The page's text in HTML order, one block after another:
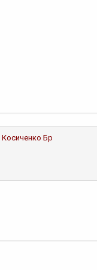
Косиченко Бр